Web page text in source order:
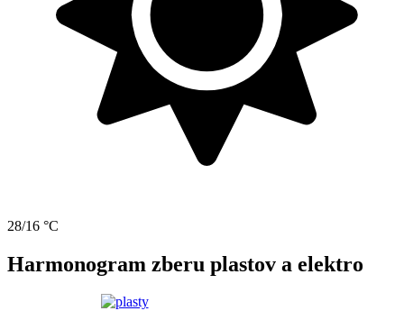
28/16 °C
Harmonogram zberu plastov a elektro